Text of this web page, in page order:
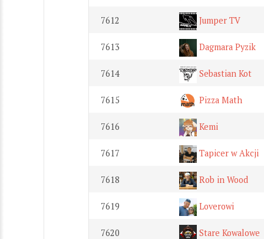
7612 Jumper TV
7613 Dagmara Pyzik
7614 Sebastian Kot
7615 Pizza Math
7616 Kemi
7617 Tapicer w Akcji
7618 Rob in Wood
7619 Loverowi
7620 Stare Kowalowe